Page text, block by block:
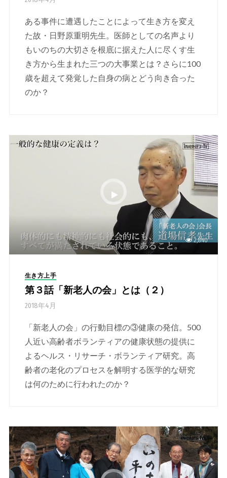
ある事件に遭遇したことによって生き方を変え
た故・日野原重明先生。医師としての名声より
もいのちの大切さを根底に据えた人に尽くす生
き方から生まれた三つの大事業とは？さらに100
歳を超えて発覚した自身の病とどう向き合った
のか？
2,840
生き方上手
第３話「新老人の会」とは（２）
2018年4月
「新老人の会」の行動目標の③健康の発信。500
人近い高齢者ボランティアの健康状態の提供に
よるヘルス・リサーチ・ボランティア研究。高
齢者の老化のプロセスを解明する医学的な研究
は何のために行われたのか？